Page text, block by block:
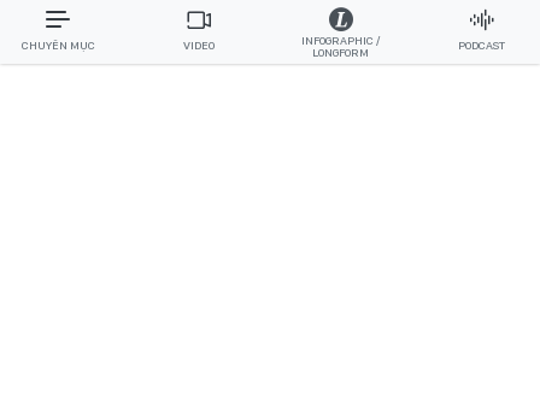
CHUYÊN MỤC VIDEO
INFOGRAPHIC /
LONGFORM
PODCAST